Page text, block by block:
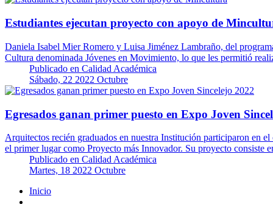
Estudiantes ejecutan proyecto con apoyo de
Daniela Isabel Mier Romero y Luisa Jiménez Lambraño, del
Cultura denominada Jóvenes en Movimiento, lo que les permitió
Publicado en Calidad Académica
Sábado, 22 2022 Octubre
Egresados ganan primer puesto en Expo Joven
Arquitectos recién graduados en nuestra Institución participaron en
el primer lugar como Proyecto más Innovador. Su proyecto consiste
Publicado en Calidad Académica
Martes, 18 2022 Octubre
Inicio